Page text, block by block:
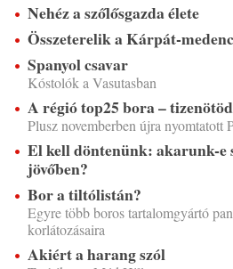
Nehéz a szőlősgazda élete
Összeterelik a Kárpát-
Spanyol csavar
Kóstolók a Vasutasban
A régió top25 bora –
Plusz novemberben újra nyomtatott
El kell döntenünk: akarunk-e
jövőben?
Bor a tiltólistán?
Egyre több boros tartalomgyártó
korlátozásaira
Akiért a harang szól